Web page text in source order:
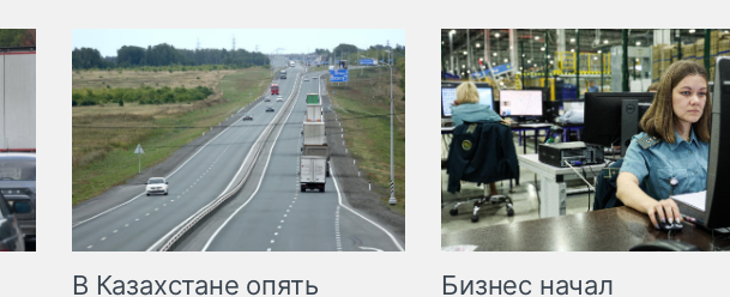
В Казахстане опять
Бизнес начал